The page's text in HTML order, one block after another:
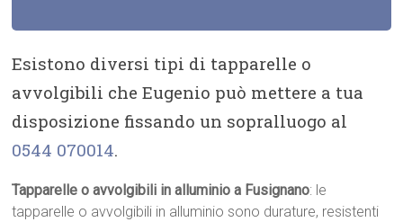
Esistono diversi tipi di tapparelle o
avvolgibili che Eugenio può mettere a tua
disposizione fissando un sopralluogo al
0544 070014.
Tapparelle o avvolgibili in alluminio a Fusignano: le
tapparelle o avvolgibili in alluminio sono durature, resistenti